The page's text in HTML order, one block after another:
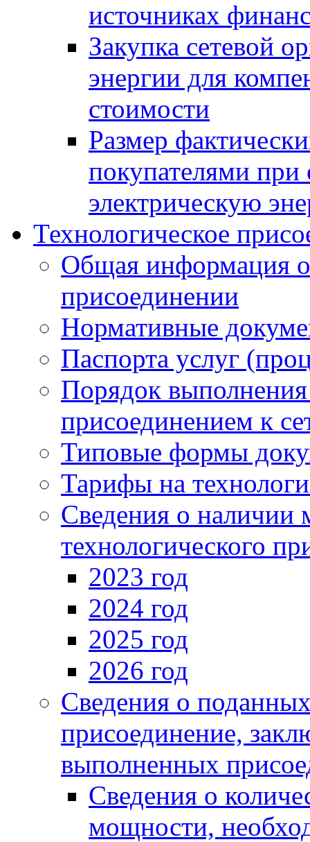
источниках
Закупка сетевой
энергии для
стоимости
Размер
покупателями при
электрическую
Технологическое
Общая информация о
присоединении
Нормативные
Паспорта услуг
Порядок
присоединением к
Типовые формы
Тарифы на
Сведения о наличии
технологического
2023 год
2024 год
2025 год
2026 год
Сведения о
присоединение,
выполненных
Сведения о
мощности,